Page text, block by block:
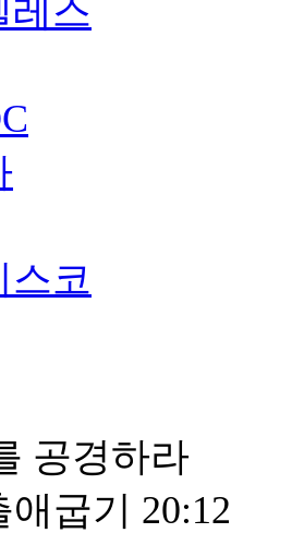
레스
스코
공경하라
애굽기 20:12